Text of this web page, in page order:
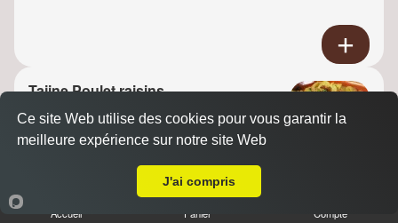
Tajine Poulet raisins
Dès18.90 €
Accueil Panier Compte
Ce site Web utilise des cookies pour vous garantir la
meilleure expérience sur notre site Web
J'ai compris